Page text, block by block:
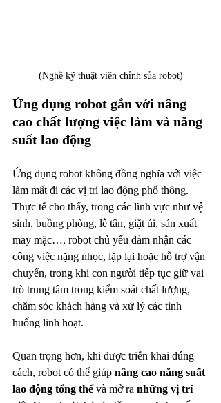
(Nghề kỹ thuật viên chỉnh sủa robot)
Ứng dụng robot gắn với nâng
cao chất lượng việc làm và năng
suất lao động
Ứng dụng robot không đồng nghĩa với việc
làm mất đi các vị trí lao động phổ thông.
Thực tế cho thấy, trong các lĩnh vực như vệ
sinh, buồng phòng, lễ tân, giặt ủi, sản xuất
may mặc…, robot chủ yếu đảm nhận các
công việc nặng nhọc, lặp lại hoặc hỗ trợ vận
chuyển, trong khi con người tiếp tục giữ vai
trò trung tâm trong kiểm soát chất lượng,
chăm sóc khách hàng và xử lý các tình
huống linh hoạt.
Quan trọng hơn, khi được triển khai đúng
cách, robot có thể giúp nâng cao năng suất
lao động tổng thể và mở ra những vị trí